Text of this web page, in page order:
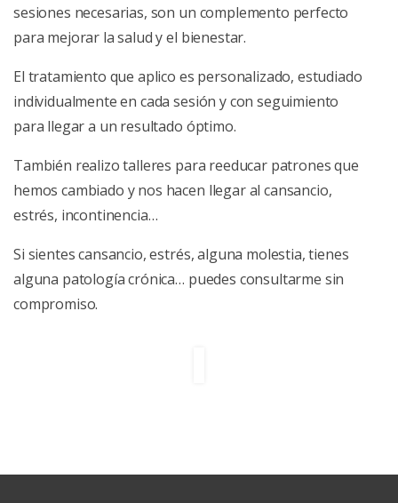
sesiones necesarias, son un complemento perfecto
para mejorar la salud y el bienestar.
El tratamiento que aplico es personalizado, estudiado
individualmente en cada sesión y con seguimiento
para llegar a un resultado óptimo.
También realizo talleres para reeducar patrones que
hemos cambiado y nos hacen llegar al cansancio,
estrés, incontinencia…
Si sientes cansancio, estrés, alguna molestia, tienes
alguna patología crónica… puedes consultarme sin
compromiso.